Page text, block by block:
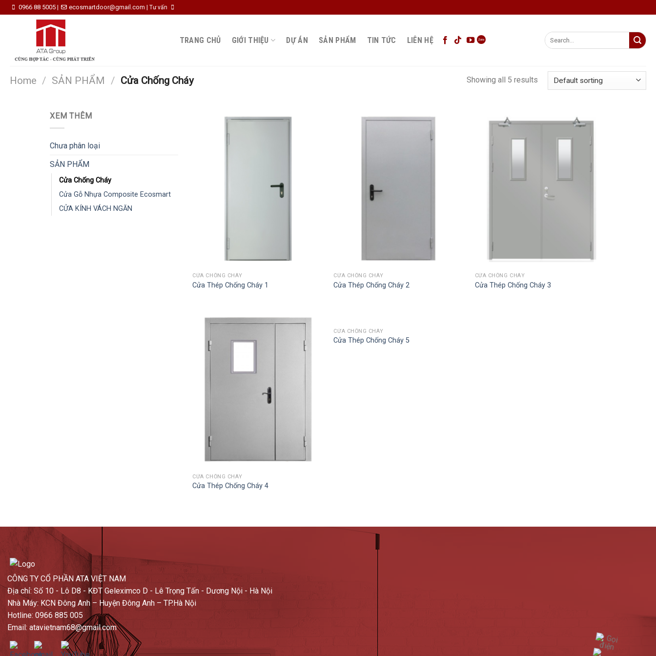
Skip
to
0966 88 5005 | ecosmartdoor@gmail.com | Tư vấn
TRANG CHỦ GIỚI THIỆU DỰ ÁN SẢN PHẨM TIN TỨC LIÊN HỆ
Search
for:
Home / SẢN PHẨM / Cửa Chống Cháy Showing all 5 results
XEM THÊM
Chưa phân loại
SẢN PHẨM
Cửa Chống Cháy
Cửa Gỗ Nhựa Composite Ecosmart
CỬA KÍNH VÁCH NGĂN
CỬA CHỐNG CHÁY
Cửa Thép Chống Cháy 1
CỬA CHỐNG CHÁY
Cửa Thép Chống Cháy 2
Add
to
CỬA CHỐNG CHÁY
Cửa Thép Chống Cháy 3
to
wishlist
CỬA CHỐNG CHÁY
Cửa Thép Chống Cháy 4
CỬA CHỐNG CHÁY
Cửa Thép Chống Cháy 5
CÔNG TY CỔ PHẦN ATA VIỆT NAM
Địa chỉ: Số 10 - Lô D8 - KĐT Geleximco D - Lê Trọng Tấn - Dương Nội - Hà Nội
Nhà Máy: KCN Đông Anh – Huyện Đông Anh – TP.Hà Nội
Hotline: 0966 885 005
Email: atavietnam68@gmail.com